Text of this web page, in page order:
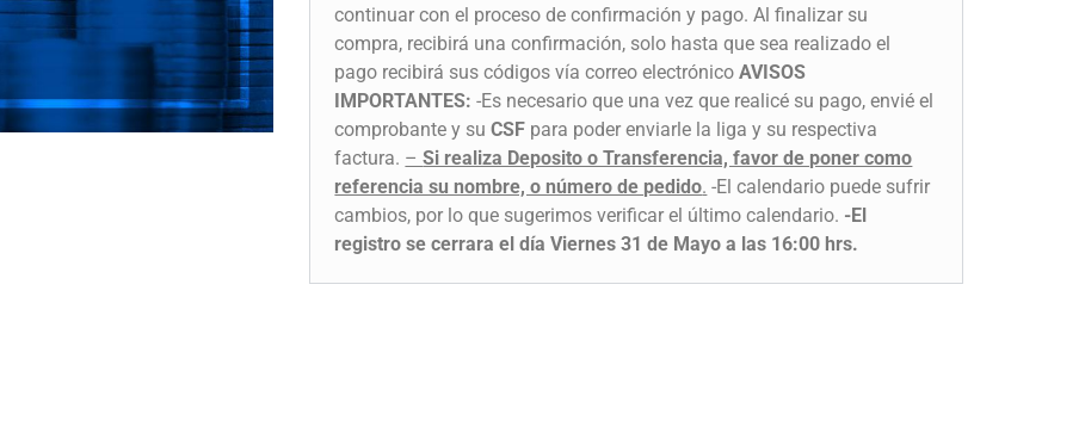
continuar con el proceso de confirmación y pago. Al finalizar su
compra, recibirá una confirmación, solo hasta que sea realizado el
pago recibirá sus códigos vía correo electrónicoAVISOS
IMPORTANTES: -Es necesario que una vez que realicé su pago, envié el
comprobante y suCSF para poder enviarle la liga y su respectiva
factura. –Si realiza Deposito o Transferencia, favor de poner como
referencia su nombre, o número de pedido. -El calendario puede sufrir
cambios, por lo que sugerimos verificar el último calendario. -El
registro se cerrara el día Viernes 31 de Mayo a las 16:00 hrs.